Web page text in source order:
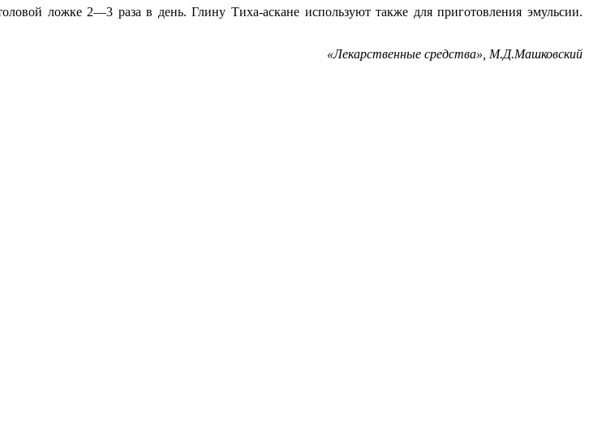
ложке 2—3 раза в день. Глину Тиха-аскане используют также для приготовления эмульсии.
«Лекарственные средства», М.Д.Машковский